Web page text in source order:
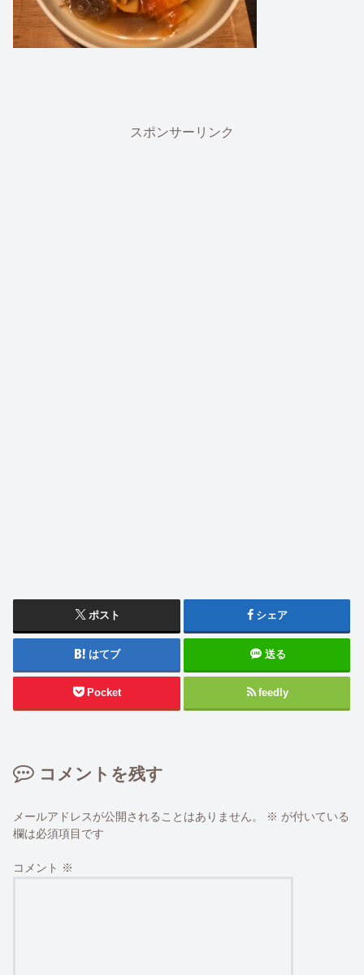
スポンサーリンク
ポスト シェア
はてブ 送る
Pocket feedly
コメントを残す
メールアドレスが公開されることはありません。 ※ が付いている
欄は必須項目です
コメント ※